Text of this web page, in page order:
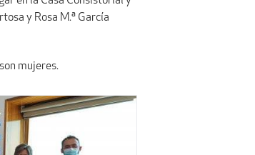
y Rosa M.ª García
mujeres.